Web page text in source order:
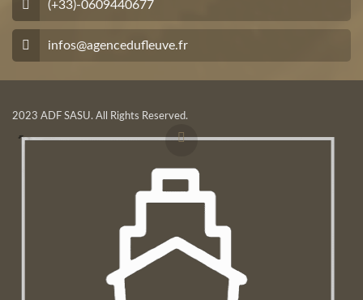
(+33)-0609440677
infos@agencedufleuve.fr
2023 ADF SASU. All Rights Reserved.